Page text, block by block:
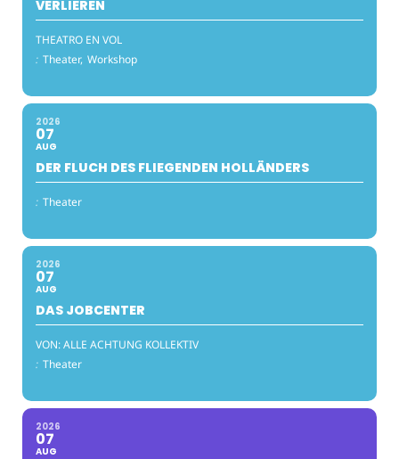
VERLIEREN
THEATRO EN VOL
: Theater, Workshop
2026
07
AUG
DER FLUCH DES FLIEGENDEN HOLLÄNDERS
: Theater
2026
07
AUG
DAS JOBCENTER
VON: ALLE ACHTUNG KOLLEKTIV
: Theater
2026
07
AUG